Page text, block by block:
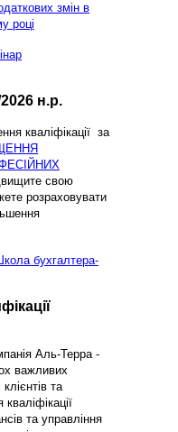
змін в
році
2026 н.р.
кваліфікації за
свою
розраховувати
бухгалтера-
Аль-Терра -
важливих
та
та управління